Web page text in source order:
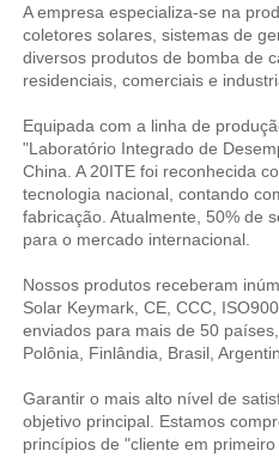
A empresa especializa-se na
coletores solares, sistemas de
diversos produtos de bomba de
residenciais, comerciais e
Equipada com a linha de
"Laboratório Integrado de
China. A 20ITE foi reconhecida
tecnologia nacional, contando
fabricação. Atualmente, 50% de
para o mercado internacional.
Nossos produtos receberam
Solar Keymark, CE, CCC,
enviados para mais de 50
Polônia, Finlândia, Brasil,
Garantir o mais alto nível de
objetivo principal. Estamos
princípios de "cliente em